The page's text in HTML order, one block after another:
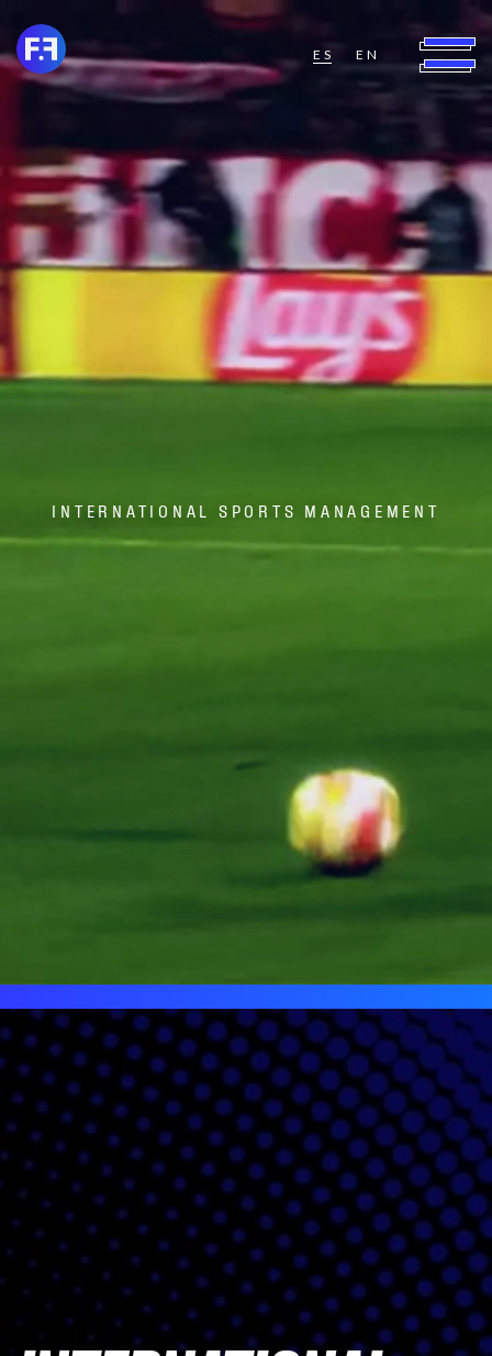
ES EN
INTERNATIONAL SPORTS MANAGEMENT